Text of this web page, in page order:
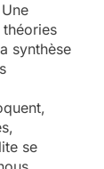
synthèse
se